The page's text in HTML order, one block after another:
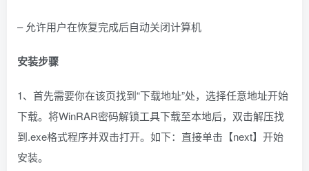
– 允许用户在恢复完成后自动关闭计算机
安装步骤
1、首先需要你在该页找到“下载地址”处，选择任意地址开始
下载。将WinRAR密码解锁工具下载至本地后，双击解压找
到.exe格式程序并双击打开。如下：直接单击【next】开始
安装。